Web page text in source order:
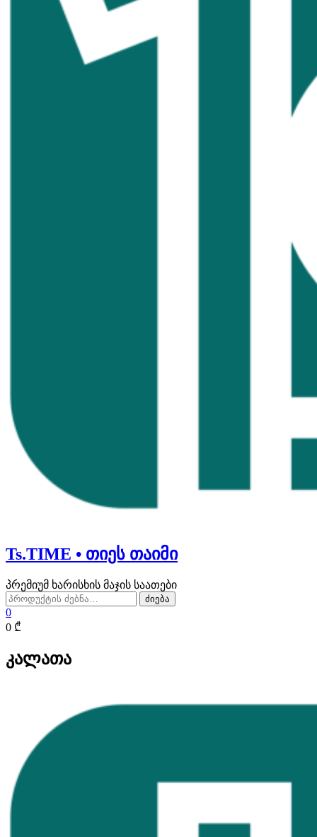
Ts.TIME • თიეს თაიმი
პრემიუმ ხარისხის მაჯის საათები
ძებნა:
ძიება
0
0 ₾
კალათა